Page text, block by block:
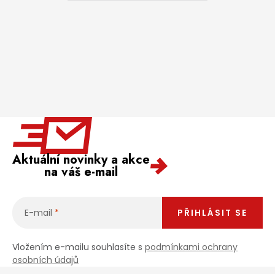
Aktuální novinky a akce
na váš e-mail
E-mail
Vložením e-mailu souhlasíte s podmínkami ochrany
osobních údajů
PŘIHLÁSIT SE